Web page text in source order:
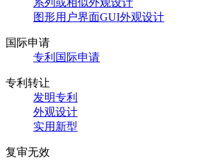
系列或相似外观设计
图形用户界面GUI外观设计
国际申请
专利国际申请
专利转让
发明专利
外观设计
实用新型
复审无效